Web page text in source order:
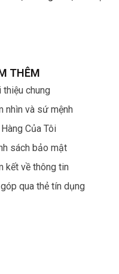
THÊM
thiệu chung
nhìn và sứ mệnh
Của Tôi
sách bảo mật
kết về thông tin
qua thẻ tín dụng